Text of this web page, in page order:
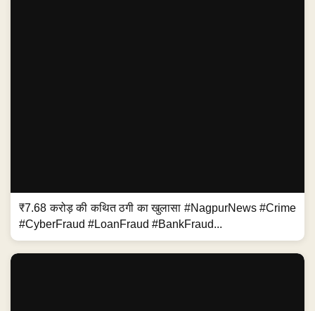
₹7.68 करोड़ की कथित ठगी का खुलासा #NagpurNews #Crime
#CyberFraud #LoanFraud #BankFraud...